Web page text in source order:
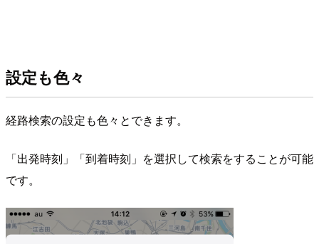
設定も色々
経路検索の設定も色々とできます。
「出発時刻」「到着時刻」を選択して検索をすることが可能
です。